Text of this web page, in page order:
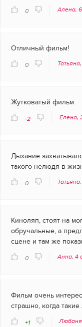
0 Алена, 6
Отличный фильм!
0
Жутковатый фильм
-2 Елена,
Дыхание
такого нелюдя в
0
Киноляп, стоят на
обручальные, а
сцене и там же
0 Анна, 4
Фильм очень
страшно, когда
+1